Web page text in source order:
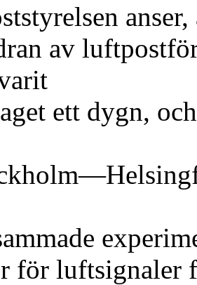
av
ett dygn,
för luftsignaler